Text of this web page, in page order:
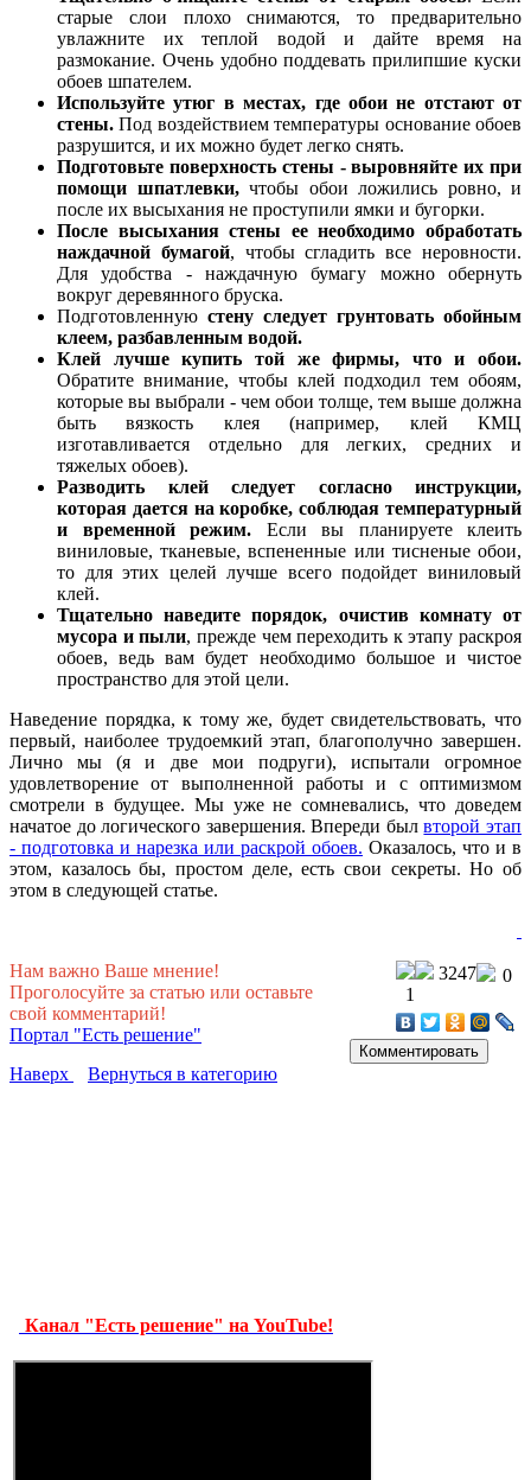
старые слои плохо снимаются, то предварительно
увлажните их теплой водой и дайте время на
размокание. Очень удобно поддевать прилипшие куски
обоев шпателем.
Используйте утюг в местах, где обои не отстают от
стены. Под воздействием температуры основание обоев
разрушится, и их можно будет легко снять.
Подготовьте поверхность стены - выровняйте их при
помощи шпатлевки,чтобы обои ложились ровно, и
после их высыхания не проступили ямки и бугорки.
После высыхания стены ее необходимо обработать
наждачной бумагой, чтобы сгладить все неровности.
Для удобства - наждачную бумагу можно обернуть
вокруг деревянного бруска.
Подготовленную стену следует грунтовать обойным
клеем, разбавленным водой.
Клей лучше купить той же фирмы, что и обои.
Обратите внимание, чтобы клей подходил тем обоям,
которые вы выбрали - чем обои толще, тем выше должна
быть вязкость клея (например, клей КМЦ
изготавливается отдельно для легких, средних и
тяжелых обоев).
Разводить клей следует согласно инструкции,
которая дается на коробке, соблюдая температурный
и временной режим. Если вы планируете клеить
виниловые, тканевые, вспененные или тисненые обои,
то для этих целей лучше всего подойдет виниловый
клей.
Тщательно наведите порядок, очистив комнату от
мусора и пыли, прежде чем переходить к этапу раскроя
обоев, ведь вам будет необходимо большое и чистое
пространство для этой цели.
Наведение порядка, к тому же, будет свидетельствовать, что
первый, наиболее трудоемкий этап, благополучно завершен.
Лично мы (я и две мои подруги), испытали огромное
удовлетворение от выполненной работы и с оптимизмом
смотрели в будущее. Мы уже не сомневались, что доведем
начатое до логического завершения. Впереди былвторой этап
- подготовка и нарезка или раскрой обоев. Оказалось, что и в
этом, казалось бы, простом деле, есть свои секреты. Но об
этом в следующей статье.
Нам важно Ваше мнение!
Проголосуйте за статью или оставьте
свой комментарий!
Портал "Есть решение"
0
3247
1
Наверх Вернуться в категорию
Канал "Есть решение" на YouTube!